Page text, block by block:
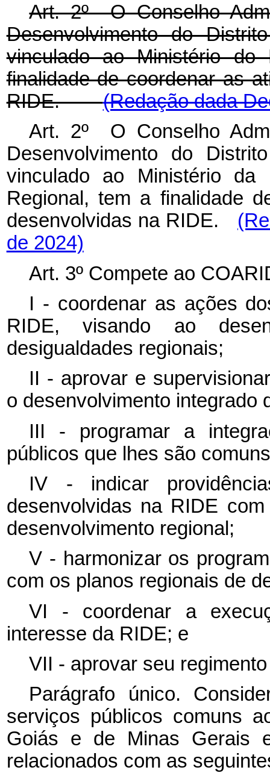
Art. 2º O Conselho
Desenvolvimento do
vinculado ao Ministério do
finalidade de coordenar as
RIDE.(Redação dada
Art. 2º O Conselho
Desenvolvimento do
vinculado ao Ministério da
Regional, tem a finalidade
desenvolvidas na RIDE.
de 2024)
Art. 3º Compete ao
I - coordenar as ações
RIDE, visando ao
desigualdades regionais;
II - aprovar e
o desenvolvimento integrado
III - programar a
públicos que lhes são
IV - indicar
desenvolvidas na RIDE
desenvolvimento regional;
V - harmonizar os
com os planos regionais de
VI - coordenar a
interesse da RIDE; e
VII - aprovar seu
Parágrafo único.
serviços públicos comuns
Goiás e de Minas Gerais
relacionados com as